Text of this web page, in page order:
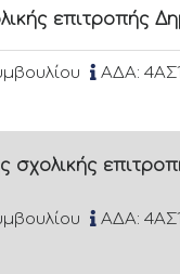
επιτροπής
ΑΔΑ:
ΑΔΑ: